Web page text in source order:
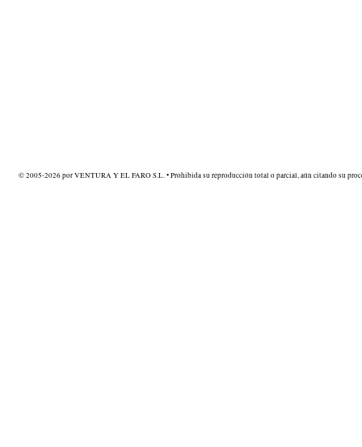
© 2005-2026 por VENTURA Y EL FARO S.L. • Prohibida su reproducción total o parcial, aún citando su